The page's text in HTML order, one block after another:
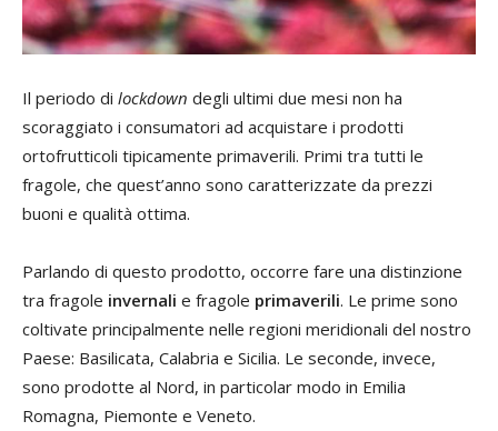
Il periodo di lockdown degli ultimi due mesi non ha
scoraggiato i consumatori ad acquistare i prodotti
ortofrutticoli tipicamente primaverili. Primi tra tutti le
fragole, che quest’anno sono caratterizzate da prezzi
buoni e qualità ottima.
Parlando di questo prodotto, occorre fare una distinzione
tra fragole invernali e fragole primaverili. Le prime sono
coltivate principalmente nelle regioni meridionali del nostro
Paese: Basilicata, Calabria e Sicilia. Le seconde, invece,
sono prodotte al Nord, in particolar modo in Emilia
Romagna, Piemonte e Veneto.